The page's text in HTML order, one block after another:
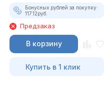
Бонусных рублей за покупку:
117.12руб.
Предзаказ
В корзину
Купить в 1 клик